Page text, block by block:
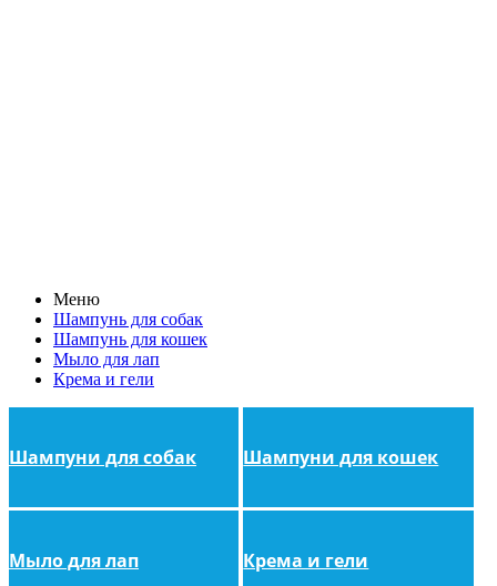
Меню
Шампунь для собак
Шампунь для кошек
Мыло для лап
Крема и гели
Шампуни для собак Шампуни для кошек
Мыло для лап Крема и гели